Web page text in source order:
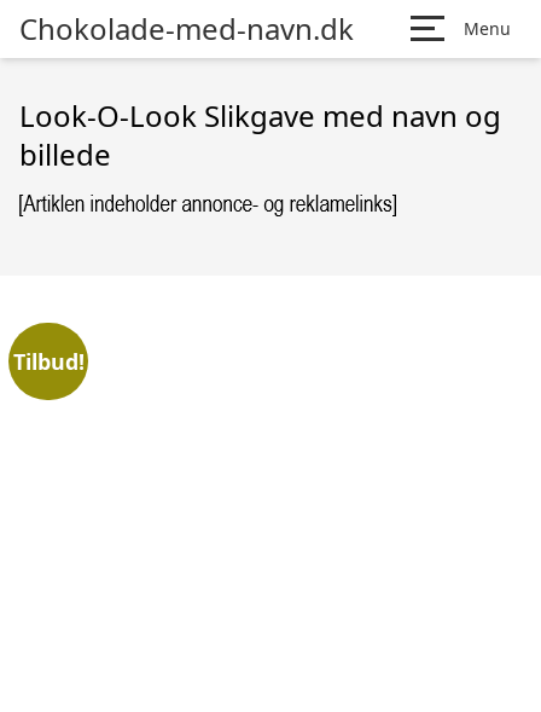
Chokolade-med-navn.dk Menu
Look-O-Look Slikgave med navn og
billede
Tilbud!